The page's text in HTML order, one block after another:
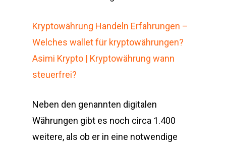
Kryptowährung Handeln Erfahrungen –
Welches wallet für kryptowährungen?
Asimi Krypto | Kryptowährung wann
steuerfrei?
Neben den genannten digitalen
Währungen gibt es noch circa 1.400
weitere, als ob er in eine notwendige